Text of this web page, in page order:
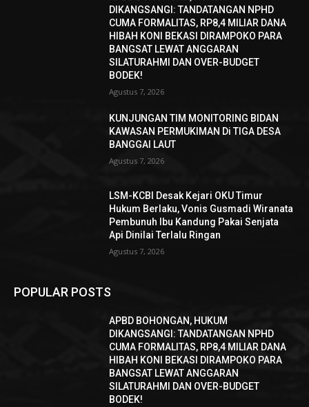
DIKANGSANGI: TANDATANGAN NPHD
CUMA FORMALITAS, RP8,4 MILIAR DANA
HIBAH KONI BEKASI DIRAMPOKO PARA
BANGSAT LEWAT ANGGARAN
SILATURAHMI DAN OVER-BUDGET
BODEK!
Agustus 7, 2026
KUNJUNGAN TIM MONITORING BIDAN
KAWASAN PERMUKIMAN Di TIGA DESA
BANGGAI LAUT
Agustus 7, 2026
LSM-KCBI Desak Kejari OKU Timur
Hukum Berlaku, Vonis Gusmadi Wiranata
Pembunuh Ibu Kandung Pakai Senjata
Api Dinilai Terlalu Ringan
Agustus 7, 2026
POPULAR POSTS
APBD BOHONGAN, HUKUM
DIKANGSANGI: TANDATANGAN NPHD
CUMA FORMALITAS, RP8,4 MILIAR DANA
HIBAH KONI BEKASI DIRAMPOKO PARA
BANGSAT LEWAT ANGGARAN
SILATURAHMI DAN OVER-BUDGET
BODEK!